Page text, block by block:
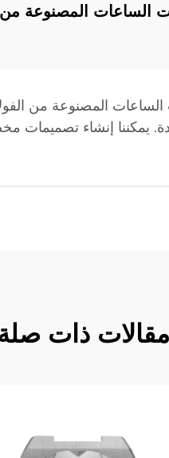
يمكننا إنشاء
مقالات ذات